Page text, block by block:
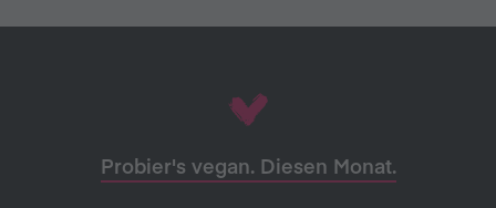
Probier's vegan. Diesen Monat.